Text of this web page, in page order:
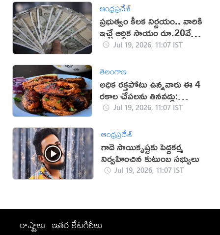
ఆంధ్రప్రదేశ్
ప్రభుత్వం కీలక నిర్ణయం.. వారికి
ఇచ్చే ఆర్థిక సాయం రూ.20వేలకు
పెంపు!Jul 19, 2026, 11:07 IST
తెలంగాణ
అధిక రక్తపోటు ఉన్నవారు ఈ 4
రకాల చేపలను తినవద్దు:
నిపుణులు
Jul 19, 2026, 11:07 IST
ఆంధ్రప్రదేశ్
గాదె సాయికృష్ణకు పెద్దకర్మ
నిర్వహించిన కుటుంబ సభ్యులు
Jul 19, 2026, 11:07 IST
రాష్ట్రాలు ఇతర కేటగిరీలు